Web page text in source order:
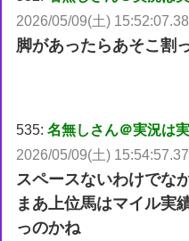
2026/05/09(土)
脚があったらあそこ割
535:名無しさん＠実況は
2026/05/09(土)
スペースないわけでな
まあ上位馬はマイル実
っのかね